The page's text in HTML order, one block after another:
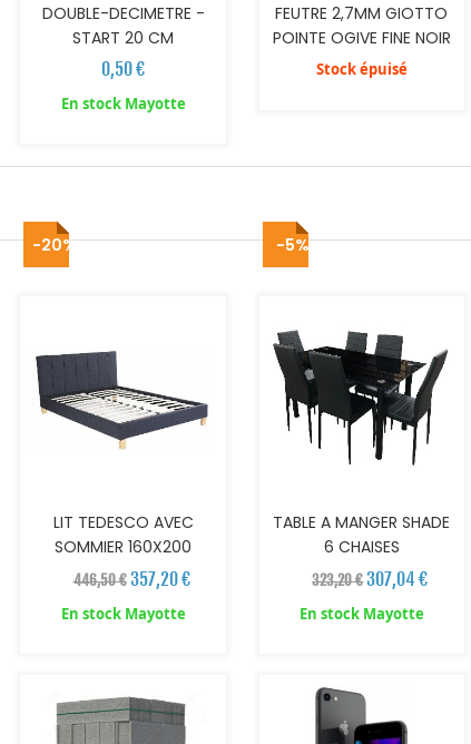
DOUBLE-DECIMETRE -
START 20 CM
0,50 €
En stock Mayotte
FEUTRE 2,7MM GIOTTO
POINTE OGIVE FINE NOIR
Stock épuisé
-20%
LIT TEDESCO AVEC
SOMMIER 160X200
446,50 € 357,20 €
En stock Mayotte
-5%
TABLE A MANGER SHADE
6 CHAISES
323,20 €307,04 €
En stock Mayotte
AJOUTER AU PANIER